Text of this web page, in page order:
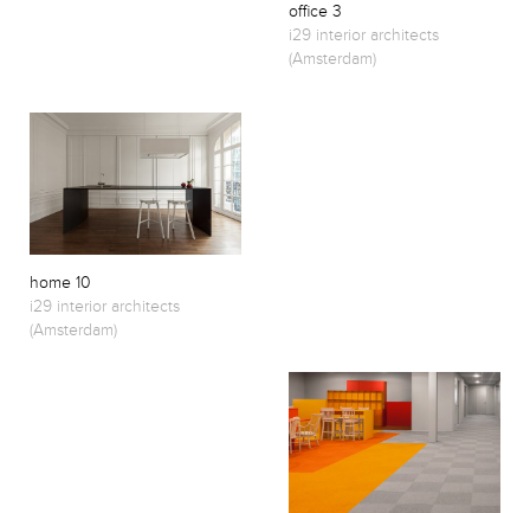
office 3
i29 interior architects
(Amsterdam)
home 10
i29 interior architects
(Amsterdam)